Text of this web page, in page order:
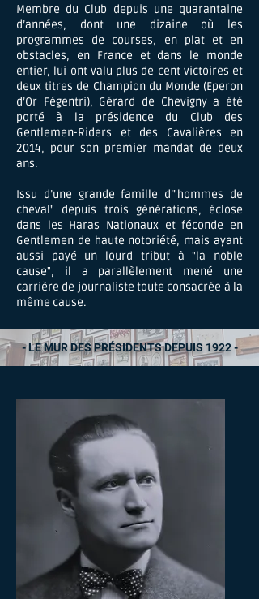
Membre du Club depuis une quarantaine
d’années, dont une dizaine où les
programmes de courses, en plat et en
obstacles, en France et dans le monde
entier, lui ont valu plus de cent victoires et
deux titres de Champion du Monde (Eperon
d’Or Fégentri), Gérard de Chevigny a été
porté à la présidence du Club des
Gentlemen-Riders et des Cavalières en
2014, pour son premier mandat de deux
ans.
Issu d’une grande famille d’"hommes de
cheval" depuis trois générations, éclose
dans les Haras Nationaux et féconde en
Gentlemen de haute notoriété, mais ayant
aussi payé un lourd tribut à "la noble
cause", il a parallèlement mené une
carrière de journaliste toute consacrée à la
même cause.
- LE MUR DES PRÉSIDENTS DEPUIS 1922 -